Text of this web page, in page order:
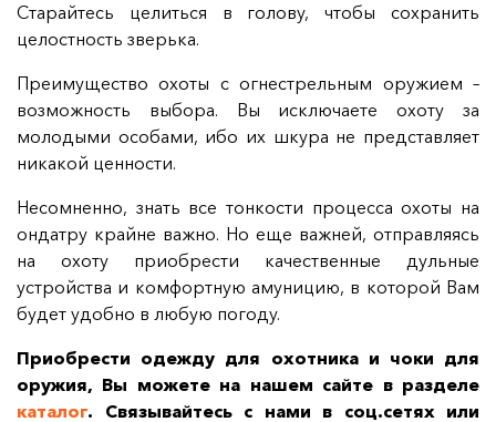
Старайтесь целиться в голову, чтобы сохранить
целостность зверька.
Преимущество охоты с огнестрельным оружием –
возможность выбора. Вы исключаете охоту за
молодыми особами, ибо их шкура не представляет
никакой ценности.
Несомненно, знать все тонкости процесса охоты на
ондатру крайне важно. Но еще важней, отправляясь
на охоту приобрести качественные дульные
устройства и комфортную амуницию, в которой Вам
будет удобно в любую погоду.
Приобрести одежду для охотника и чоки для
оружия, Вы можете на нашем сайте в разделе
каталог. Связывайтесь с нами в соц.сетях или